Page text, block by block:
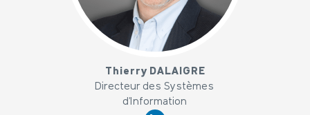
Thierry DALAIGRE
Directeur des Systèmes
d'Information